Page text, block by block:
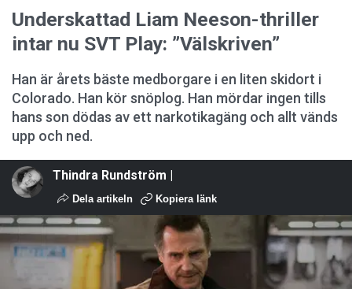
Underskattad Liam Neeson-thriller
intar nu SVT Play: ”Välskriven”
Han är årets bäste medborgare i en liten skidort i
Colorado. Han kör snöplog. Han mördar ingen tills
hans son dödas av ett narkotikagäng och allt vänds
upp och ned.
Thindra Rundström |
Dela artikeln Kopiera länk